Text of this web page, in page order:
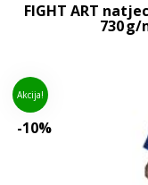
FIGHT ART
730 g/
-10%
Akcija!